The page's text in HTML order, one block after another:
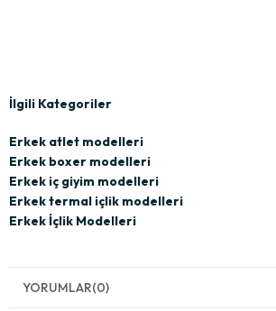
İlgili Kategoriler
Erkek atlet modelleri
Erkek boxer modelleri
Erkek iç giyim modelleri
Erkek termal içlik modelleri
Erkek İçlik Modelleri
YORUMLAR(0)